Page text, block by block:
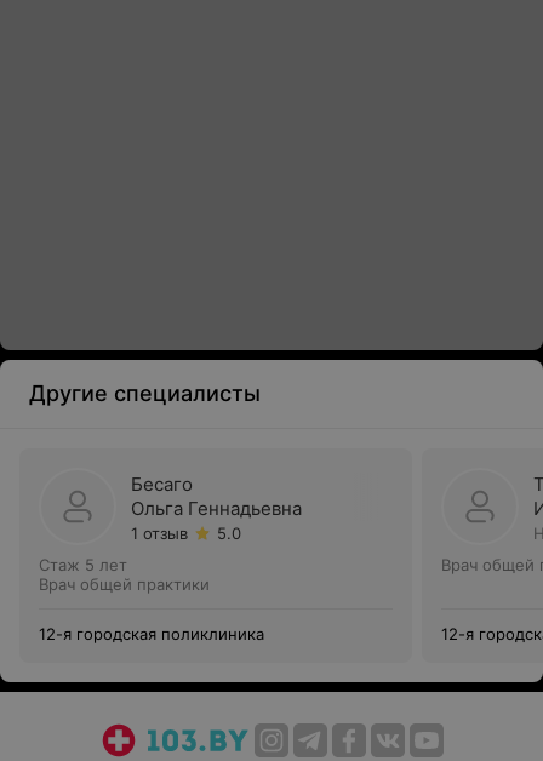
Другие специалисты
Бесаго
Ольга Геннадьевна
1 отзыв
5.0
Стаж 5 лет
Врач общей практики
12-я городская поликлиника
Врач общей
12-я